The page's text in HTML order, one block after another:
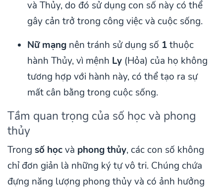
và Thủy, do đó sử dụng con số này có thể
gây cản trở trong công việc và cuộc sống.
Nữ mạng nên tránh sử dụng số 1thuộc
hành Thủy, vì mệnh Ly (Hỏa) của họ không
tương hợp với hành này, có thể tạo ra sự
mất cân bằng trong cuộc sống.
Tầm quan trọng của số học và phong
thủy
Trong số họcvà phong thủy, các con số không
chỉ đơn giản là những ký tự vô tri. Chúng chứa
đựng năng lượng phong thủy và có ảnh hưởng